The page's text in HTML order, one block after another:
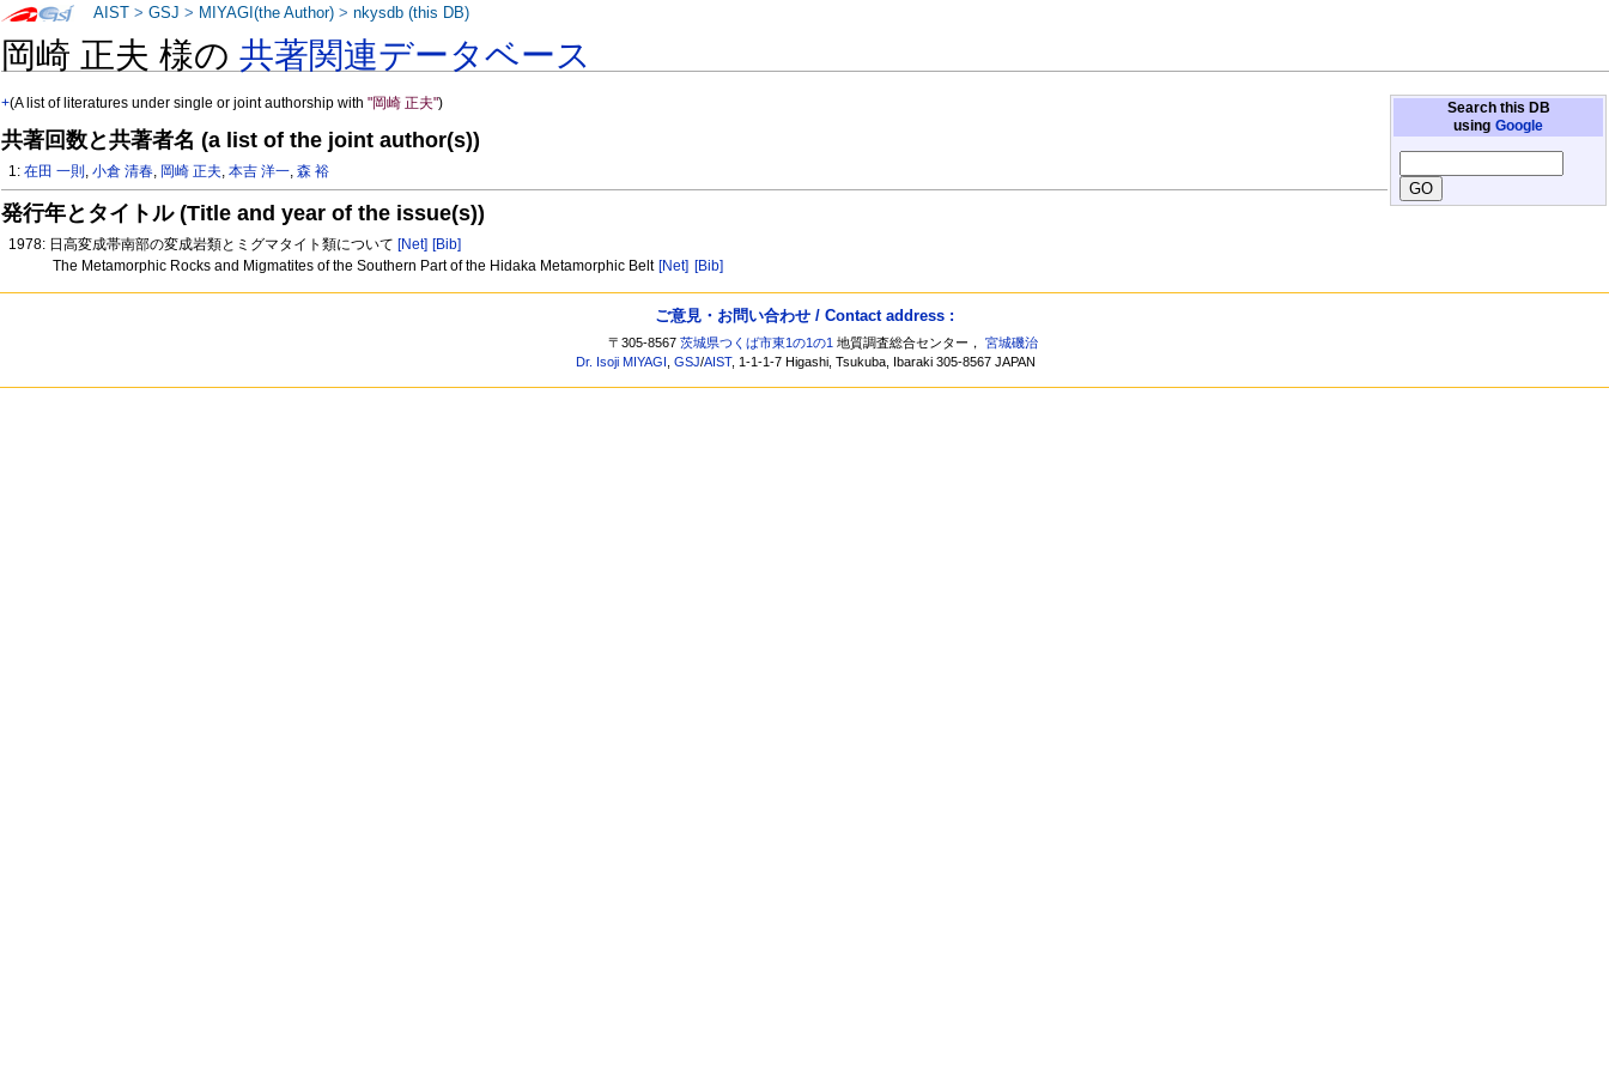
岡崎 正夫 様の共著関連データベース
Search this DB
using Google
+(A list of literatures under single or joint authorship with"岡崎 正夫")
共著回数と共著者名 (a list of the joint author(s))
1:在田 一則 ,小倉 清春, 岡崎 正夫,本吉 洋一,森 裕
発行年とタイトル (Title and year of the issue(s))
1978: 日高変成帯南部の変成岩類とミグマタイト類について [Net] [Bib]
The Metamorphic Rocks and Migmatites of the Southern Part of the Hidaka Metamorphic Belt [Net] [Bib]
AIST >GSJ > MIYAGI(the Author) >nkysdb (this DB)
ご意見・お問い合わせ / Contact address :
〒305-8567茨城県つくば市東1の1の1 地質調査総合センター，宮城磯治
Dr. Isoji MIYAGI ,GSJ/AIST, 1-1-1-7 Higashi, Tsukuba, Ibaraki 305-8567 JAPAN